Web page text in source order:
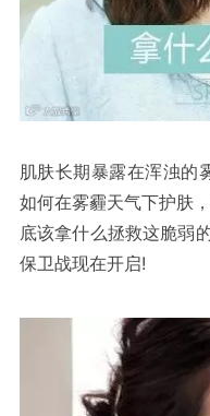
肌肤长期暴露在浑浊的
如何在雾霾天气下护肤
底该拿什么拯救这脆弱
保卫战现在开启!